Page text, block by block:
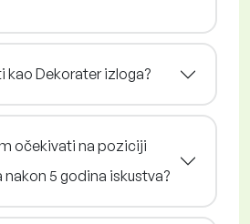
kao Dekorater izloga?
očekivati na poziciji
5 godina iskustva?